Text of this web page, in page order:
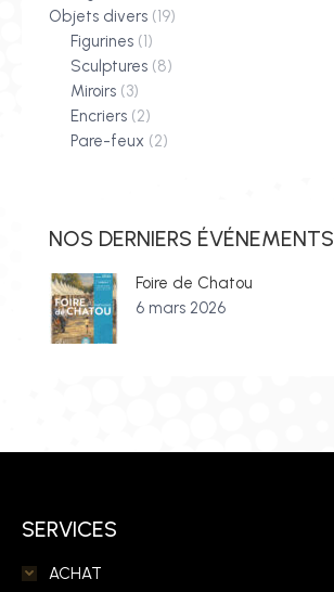
Objets divers (19)
Figurines (1)
Sculptures (8)
Miroirs (3)
Encriers (2)
Pare-feux (2)
NOS DERNIERS ÉVÉNEMENTS
Foire de Chatou
6 mars 2026
SERVICES
ACHAT